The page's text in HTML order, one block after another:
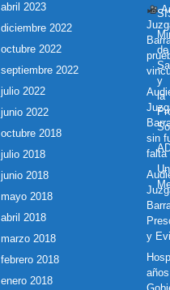
de
y
la
abril 2023
diciembre 2022
octubre 2022
septiembre 2022
julio 2022
junio 2022
octubre 2018
julio 2018
junio 2018
mayo 2018
abril 2018
marzo 2018
febrero 2018
enero 2018
sin
falta
y